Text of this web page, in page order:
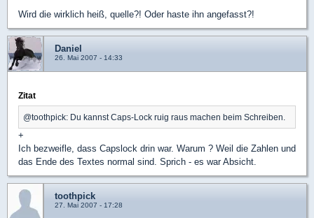
Wird die wirklich heiß, quelle?! Oder haste ihn angefasst?!
Daniel
26. Mai 2007 - 14:33
Zitat
@toothpick: Du kannst Caps-Lock ruig raus machen beim Schreiben.
+
Ich bezweifle, dass Capslock drin war. Warum ? Weil die Zahlen und
das Ende des Textes normal sind. Sprich - es war Absicht.
toothpick
27. Mai 2007 - 17:28